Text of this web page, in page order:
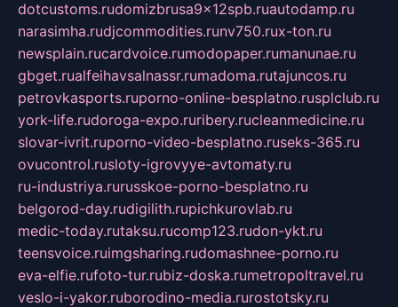
dotcustoms.rudomizbrusa9x12spb.ruautodamp.ru
narasimha.rudjcommodities.runv750.rux-ton.ru
newsplain.rucardvoice.rumodopaper.rumanunae.ru
gbget.rualfeihavsalnassr.rumadoma.rutajuncos.ru
petrovkasports.ruporno-online-besplatno.rusplclub.ru
york-life.rudoroga-expo.ruribery.rucleanmedicine.ru
slovar-ivrit.ruporno-video-besplatno.ruseks-365.ru
ovucontrol.rusloty-igrovyye-avtomaty.ru
ru-industriya.rurusskoe-porno-besplatno.ru
belgorod-day.rudigilith.rupichkurovlab.ru
medic-today.rutaksu.rucomp123.rudon-ykt.ru
teensvoice.ruimgsharing.rudomashnee-porno.ru
eva-elfie.rufoto-tur.rubiz-doska.rumetropoltravel.ru
veslo-i-yakor.ruborodino-media.rurostotsky.ru